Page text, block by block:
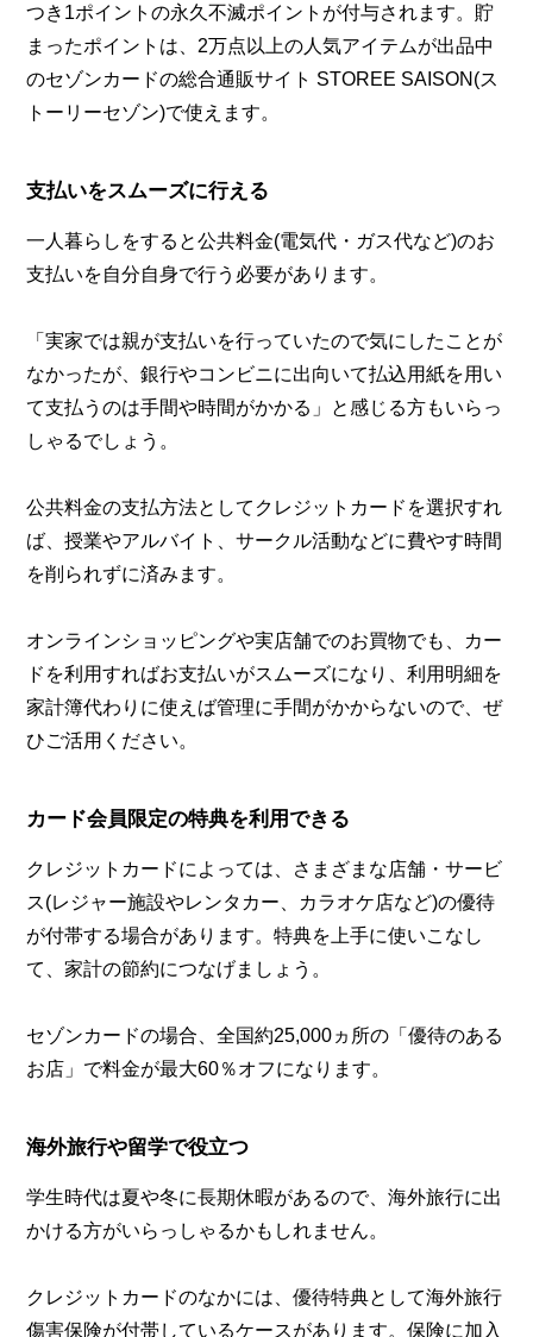
つき1ポイントの永久不滅ポイントが付与されます。貯
まったポイントは、2万点以上の人気アイテムが出品中
のセゾンカードの総合通販サイト STOREE SAISON(ス
トーリーセゾン)で使えます。
支払いをスムーズに行える
一人暮らしをすると公共料金(電気代・ガス代など)のお
支払いを自分自身で行う必要があります。
「実家では親が支払いを行っていたので気にしたことが
なかったが、銀行やコンビニに出向いて払込用紙を用い
て支払うのは手間や時間がかかる」と感じる方もいらっ
しゃるでしょう。
公共料金の支払方法としてクレジットカードを選択すれ
ば、授業やアルバイト、サークル活動などに費やす時間
を削られずに済みます。
オンラインショッピングや実店舗でのお買物でも、カー
ドを利用すればお支払いがスムーズになり、利用明細を
家計簿代わりに使えば管理に手間がかからないので、ぜ
ひご活用ください。
カード会員限定の特典を利用できる
クレジットカードによっては、さまざまな店舗・サービ
ス(レジャー施設やレンタカー、カラオケ店など)の優待
が付帯する場合があります。特典を上手に使いこなし
て、家計の節約につなげましょう。
セゾンカードの場合、全国約25,000ヵ所の「優待のある
お店」で料金が最大60％オフになります。
海外旅行や留学で役立つ
学生時代は夏や冬に長期休暇があるので、海外旅行に出
かける方がいらっしゃるかもしれません。
クレジットカードのなかには、優待特典として海外旅行
傷害保険が付帯しているケースがあります。保険に加入